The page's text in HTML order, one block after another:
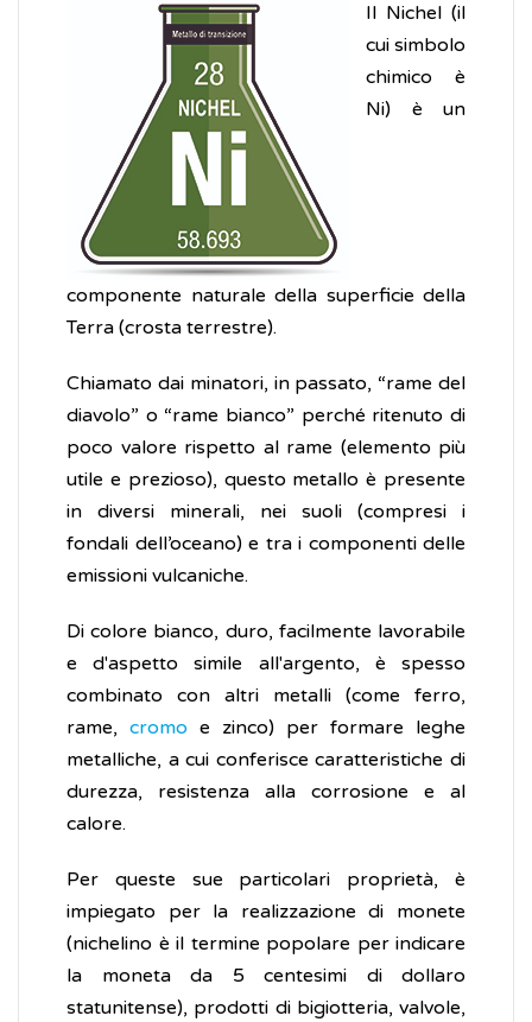
Il Nichel (il
cui simbolo
chimico è
Ni) è un
componente naturale della superficie della
Terra (crosta terrestre).
Chiamato dai minatori, in passato, “rame del
diavolo” o “rame bianco” perché ritenuto di
poco valore rispetto al rame (elemento più
utile e prezioso), questo metallo è presente
in diversi minerali, nei suoli (compresi i
fondali dell’oceano) e tra i componenti delle
emissioni vulcaniche.
Di colore bianco, duro, facilmente lavorabile
e d'aspetto simile all'argento, è spesso
combinato con altri metalli (come ferro,
rame, cromo e zinco) per formare leghe
metalliche, a cui conferisce caratteristiche di
durezza, resistenza alla corrosione e al
calore.
Per queste sue particolari proprietà, è
impiegato per la realizzazione di monete
(nichelino è il termine popolare per indicare
la moneta da 5 centesimi di dollaro
statunitense), prodotti di bigiotteria, valvole,